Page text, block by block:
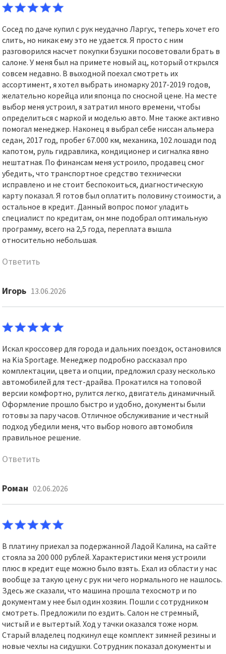
Сосед по даче купил с рук неудачно Ларгус, теперь хочет его
слить, но никак ему это не удается. Я просто с ним
разговорился насчет покупки бэушки посоветовали брать в
салоне. У меня был на примете новый ац, который открылся
совсем недавно. В выходной поехал смотреть их
ассортимент, я хотел выбрать иномарку 2017-2019 годов,
желательно корейца или японца по сносной цене. На месте
выбор меня устроил, я затратил много времени, чтобы
определиться с маркой и моделью авто. Мне также активно
помогал менеджер. Наконец я выбрал себе ниссан альмера
седан, 2017 год, пробег 67.000 км, механика, 102 лошади под
капотом, руль гидравлика, кондиционер и сигналка явно
нештатная. По финансам меня устроило, продавец смог
убедить, что транспортное средство технически
исправлено и не стоит беспокоиться, диагностическую
карту показал. Я готов был оплатить половину стоимости, а
остальное в кредит. Данный вопрос помог уладить
специалист по кредитам, он мне подобрал оптимальную
программу, всего на 2,5 года, переплата вышла
относительно небольшая.
Ответить
Игорь 13.06.2026
Искал кроссовер для города и дальних поездок, остановился
на Kia Sportage. Менеджер подробно рассказал про
комплектации, цвета и опции, предложил сразу несколько
автомобилей для тест-драйва. Прокатился на топовой
версии комфортно, рулится легко, двигатель динамичный.
Оформление прошло быстро и удобно, документы были
готовы за пару часов. Отличное обслуживание и честный
подход убедили меня, что выбор нового автомобиля
правильное решение.
Ответить
Роман 02.06.2026
В платину приехал за подержанной Ладой Калина, на сайте
стояла за 200 000 рублей. Характеристики меня устроили
плюс в кредит еще можно было взять. Ехал из области у нас
вообще за такую цену с рук ни чего нормального не нашлось.
Здесь же сказали, что машина прошла техосмотр и по
документам у нее был один хозяин. Пошли с сотрудником
смотреть. Предложили по ездить. Салон не стремный,
чистый и е вытертый. Ход у тачки оказался тоже норм.
Старый владелец подкинул еще комплект зимней резины и
новые чехлы на сидушки. Сотрудник показал документы и